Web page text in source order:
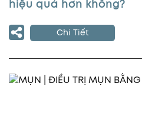
hiệu quả hơn không?
Chi Tiết